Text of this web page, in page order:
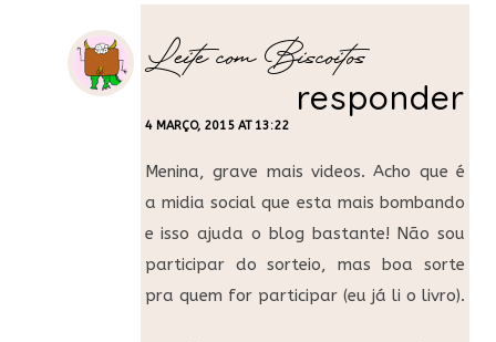
Leite com Biscoitos
4 MARÇO, 2015 AT 13:22
responder
Menina, grave mais videos. Acho que é
a midia social que esta mais bombando
e isso ajuda o blog bastante! Não sou
participar do sorteio, mas boa sorte
pra quem for participar (eu já li o livro).